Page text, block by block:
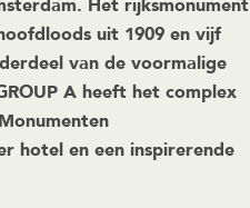
Het rijksmonument
uit 1909 en vijf
van de voormalige
A heeft het complex
hotel en een inspirerende